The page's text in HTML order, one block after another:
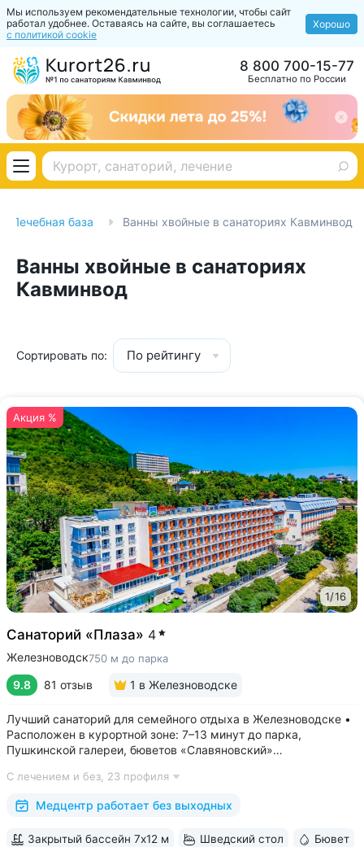
Мы используем рекомендательные технологии, чтобы сайт
работал удобнее. Оставаясь на сайте, вы соглашаетесь
с политикой cookie
Хорошо
Бесплатно по России
8 800 700-15-77
Лечебная база Ванны хвойные в санаториях Кавминвод
Ванны хвойные в санаториях
Кавминвод
Сортировать по: По рейтингу
Акция %
1/16
Санаторий «Плаза» 4
Железноводск750 м до парка
9.8 81 отзыв 1 в Железноводске
Лучший санаторий для семейного отдыха в Железноводске •
Расположен в курортной зоне: 7–13 минут до парка,
Пушкинской галереи, бюветов «Славяновский»
«Славяновская» • Все в одном здании: не нужно выходить
на улицу, чтобы получить лечение,...
С лечением и без, 23 профиля
Медцентр работает без выходных
Закрытый бассейн 7х12 м Шведский стол Бювет